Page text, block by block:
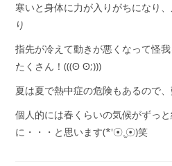
寒いと身体に力が入りがちになり
り
指先が冷えて動きが悪くなって怪
たくさん！(((ʘ ʘ;)))
夏は夏で熱中症の危険もあるので、
個人的には春くらいの気候がずっ
に・・・と思います(*′☉.̫☉)笑